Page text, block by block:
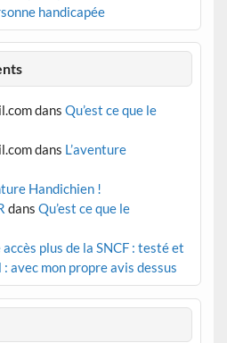
handicapée
dans Qu’est ce que le
dans L’aventure
Handichien !
dans Qu’est ce que le
plus de la SNCF : testé et
avec mon propre avis dessus